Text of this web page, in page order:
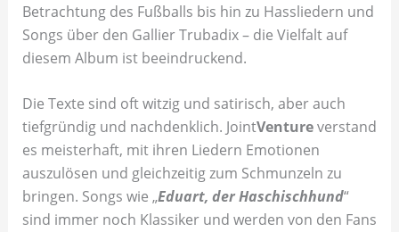
Betrachtung des Fußballs bis hin zu Hassliedern und
Songs über den Gallier Trubadix – die Vielfalt auf
diesem Album ist beeindruckend.
Die Texte sind oft witzig und satirisch, aber auch
tiefgründig und nachdenklich. JointVentureverstand
es meisterhaft, mit ihren Liedern Emotionen
auszulösen und gleichzeitig zum Schmunzeln zu
bringen. Songs wie „Eduart, der Haschischhund“
sind immer noch Klassiker und werden von den Fans